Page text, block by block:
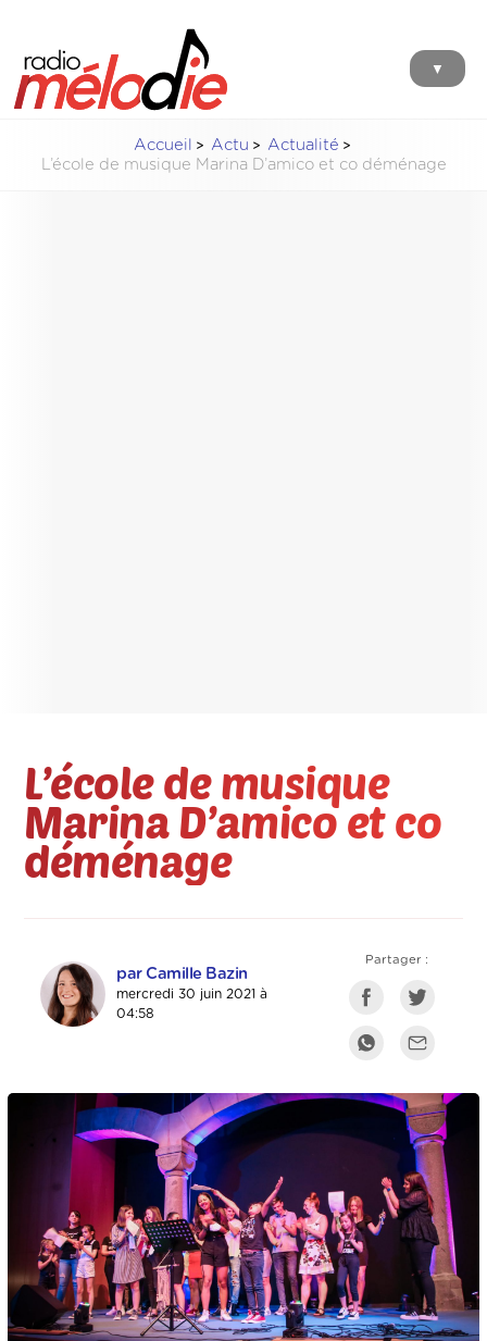
▼
Accueil Actu
Actualité
L’école de musique Marina D’amico et co déménage
L’école de musique
Marina D’amico et co
déménage
par Camille Bazin
mercredi 30 juin 2021 à
04:58
Partager :